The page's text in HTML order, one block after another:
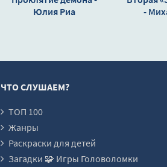
00018-
00022-
00023-
00024-
00025-
Юлия Риа
-
ЧТО СЛУШАЕМ?
ТОП 100
Жанры
Раскраски для детей
Загадки 🧩 Игры Головоломки